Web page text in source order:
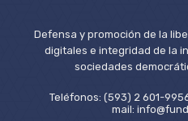
Defensa y promoción de la
digitales e integridad de la
sociedades
Teléfonos: (593) 2 601-
mail: